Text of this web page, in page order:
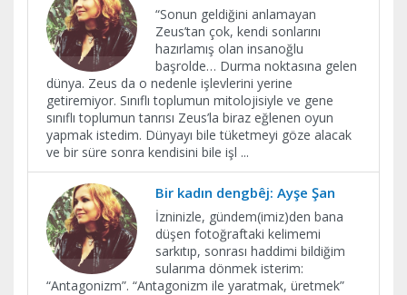
“Sonun geldiğini anlamayan
Zeus’tan çok, kendi sonlarını
hazırlamış olan insanoğlu
başrolde… Durma noktasına gelen
dünya. Zeus da o nedenle işlevlerini yerine
getiremiyor. Sınıflı toplumun mitolojisiyle ve gene
sınıflı toplumun tanrısı Zeus’la biraz eğlenen oyun
yapmak istedim. Dünyayı bile tüketmeyi göze alacak
ve bir süre sonra kendisini bile işl ...
Bir kadın dengbêj: Ayşe Şan
İzninizle, gündem(imiz)den bana
düşen fotoğraftaki kelimemi
sarkıtıp, sonrası haddimi bildiğim
sularıma dönmek isterim:
“Antagonizm”. “Antagonizm ile yaratmak, üretmek”